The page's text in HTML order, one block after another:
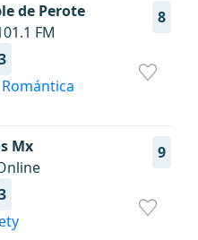
de Perote 8
FM
Romántica
Mx 9